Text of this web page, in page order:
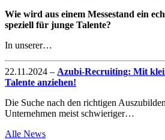
Wie wird aus einem Messestand ein
speziell für junge Talente?
In unserer…
22.11.2024 – Azubi-Recruiting: Mit
Talente anziehen!
Die Suche nach den richtigen
Unternehmen meist schwieriger…
Alle News